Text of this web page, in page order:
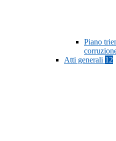
Piano
Atti generali 12